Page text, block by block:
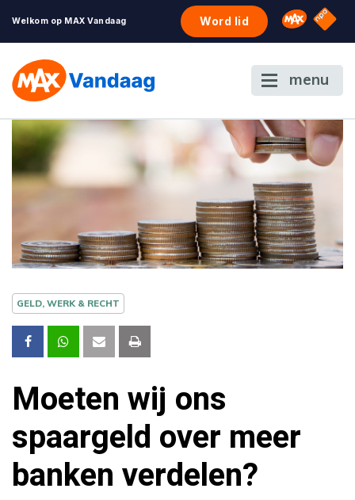
Welkom op MAX Vandaag Word lid Omroep
NPO
menu
GELD, WERK & RECHT
Moeten wij ons
spaargeld over meer
banken verdelen?